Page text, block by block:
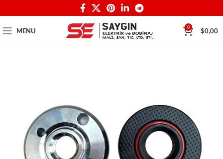
MENU 0 $0,00